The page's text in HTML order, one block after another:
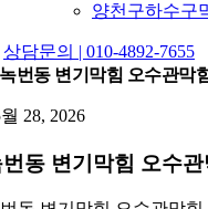
양천구하수구
상담문의 | 010-4892-7655
녹번동 변기막힘 오수관막
28, 2026
동 변기막힘 오수